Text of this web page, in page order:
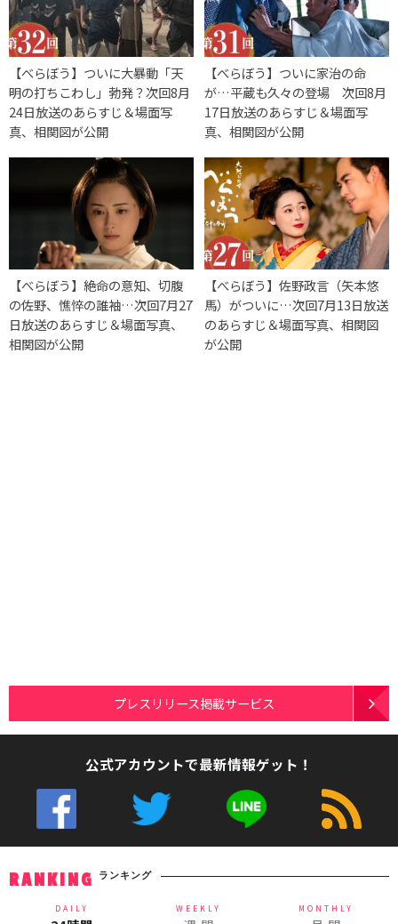
【べらぼう】ついに大暴動「天
明の打ちこわし」勃発？次回8月
24日放送のあらすじ＆場面写
真、相関図が公開
【べらぼう】ついに家治の命
が…平蔵も久々の登場 次回8月
17日放送のあらすじ＆場面写
真、相関図が公開
【べらぼう】絶命の意知、切腹
の佐野、憔悴の誰袖…次回7月27
日放送のあらすじ＆場面写真、
相関図が公開
【べらぼう】佐野政言（矢本悠
馬）がついに…次回7月13日放送
のあらすじ＆場面写真、相関図
が公開
プレスリリース掲載サービス
公式アカウントで最新情報ゲット！
RANKING ランキング
DAILY WEEKLY MONTHLY